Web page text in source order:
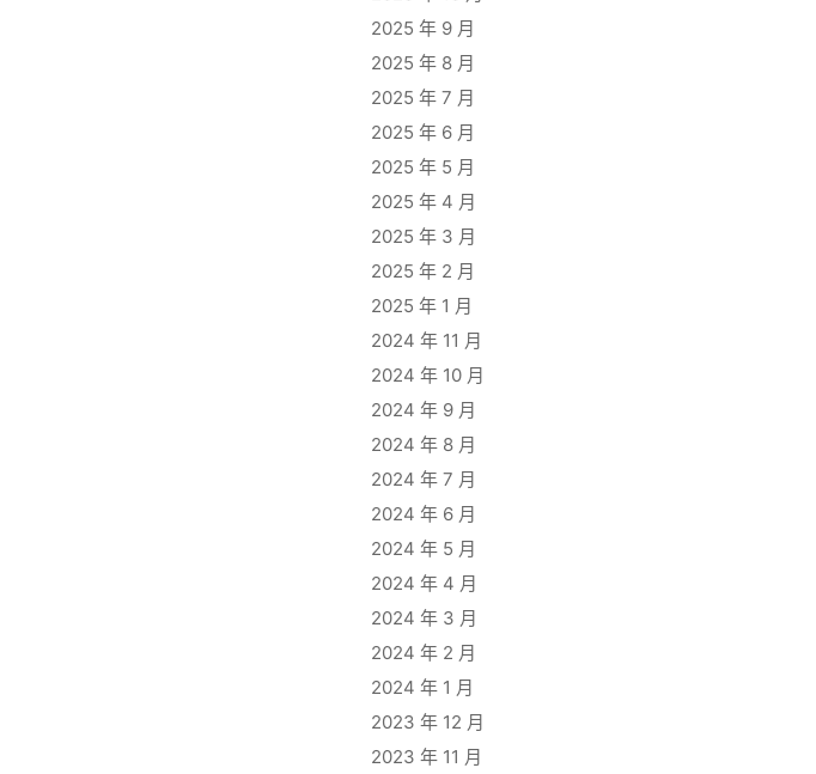
2025 年 9 月
2025 年 8 月
2025 年 7 月
2025 年 6 月
2025 年 5 月
2025 年 4 月
2025 年 3 月
2025 年 2 月
2025 年 1 月
2024 年 11 月
2024 年 10 月
2024 年 9 月
2024 年 8 月
2024 年 7 月
2024 年 6 月
2024 年 5 月
2024 年 4 月
2024 年 3 月
2024 年 2 月
2024 年 1 月
2023 年 12 月
2023 年 11 月